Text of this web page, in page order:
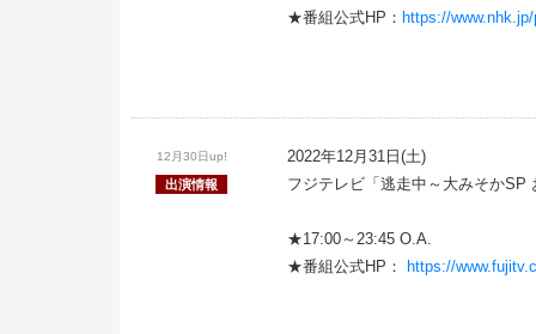
★番組公式HP： https://
12月30日up!
出演情報
2022年12月31日(土)
フジテレビ「逃走中～大みそかSP
★17:00～23:45 O.A.
★番組公式HP：
https://